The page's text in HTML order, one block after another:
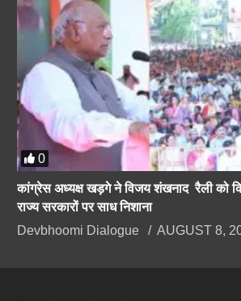
0
कांग्रेस अध्यक्ष खड़गे ने विजय शंखनाद रैली को
राज्य सरकारों पर साध निशाना
Devbhoomi Dialogue
AUGUST 8,